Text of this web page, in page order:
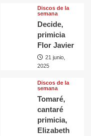
Discos de la
semana
Decide,
primicia
Flor Javier
21 junio,
2025
Discos de la
semana
Tomaré,
cantaré
primicia,
Elizabeth